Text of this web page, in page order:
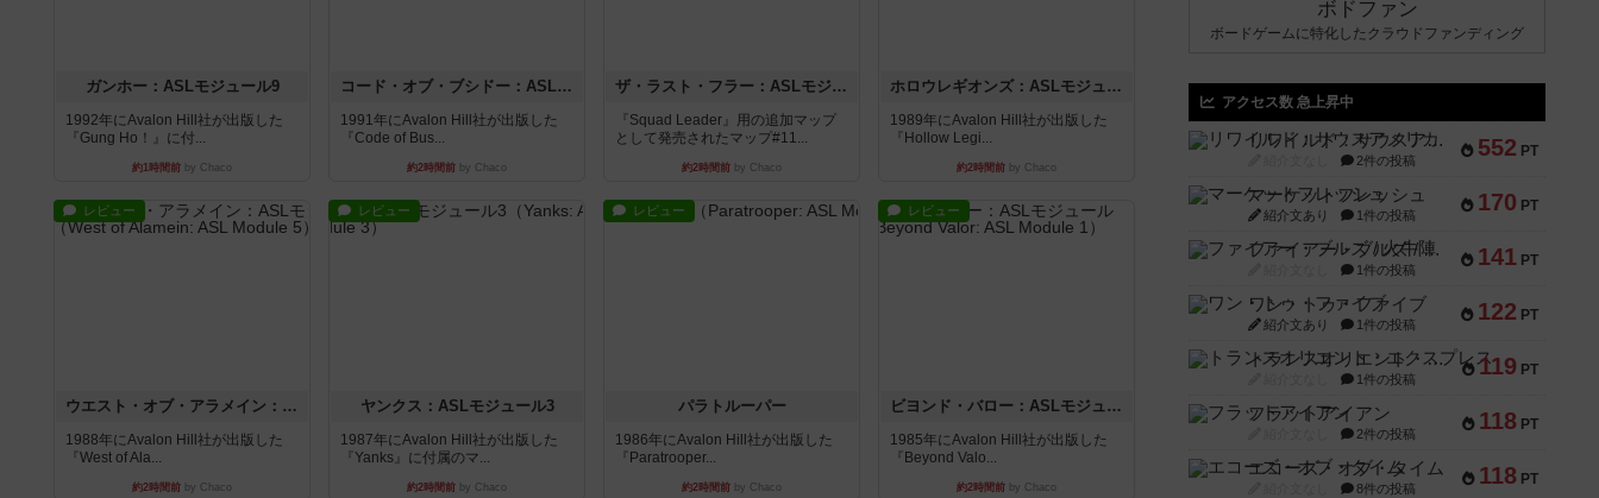
ガンホー：ASLモジュール9
1992年にAvalon Hill社が出版した
『Gung Ho！』に付...
約1時間前 by Chaco
コード・オブ・ブシドー：ASLモジュール8
1991年にAvalon Hill社が出版した
『Code of Bus...
約2時間前 by Chaco
ザ・ラスト・フラー：ASLモジュール6
『Squad Leader』用の追加マップ
として発売されたマップ#11...
約2時間前 by Chaco
ホロウレギオンズ：ASLモジュール7
1989年にAvalon Hill社が出版した
『Hollow Legi...
約2時間前 by Chaco
レビュー
ウエスト・オブ・アラメイン：ASLモジュール5
1988年にAvalon Hill社が出版した
『West of Ala...
約2時間前 by Chaco
レビュー
ヤンクス：ASLモジュール3
1987年にAvalon Hill社が出版した
『Yanks』に付属のマ...
約2時間前 by Chaco
レビュー
パラトルーパー
1986年にAvalon Hill社が出版した
『Paratrooper...
約2時間前 by Chaco
レビュー
ビヨンド・バロー：ASLモジュール1
1985年にAvalon Hill社が出版した
『Beyond Valo...
約2時間前 by Chaco
ボドファン
ボードゲームに特化したクラウドファンディング
アクセス数 急上昇中
552 PT
リワイルド：サウスアメリカ
2件の投稿
170 PT
マーケットフレッシュ
紹介文あり 1件の投稿
141 PT
ファイアー・ブルズ / 火牛陣
1件の投稿
122 PT
ワン・トゥ・ファイブ
紹介文あり 1件の投稿
119 PT
トランスオリエント・エクスプレス
1件の投稿
118 PT
フラットアイアン
2件の投稿
118 PT
エコーズ・オブ・タイム
8件の投稿